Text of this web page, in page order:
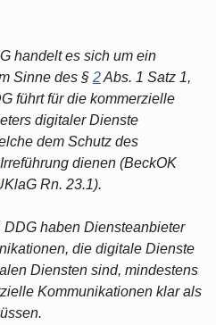
handelt es sich um ein
Sinne des § 2Abs. 1 Satz 1,
führt für die kommerzielle
digitaler Dienste
dem Schutz des
dienen (BeckOK
Rn. 23.1).
DDG haben Diensteanbieter
die digitale Dienste
Diensten sind, mindestens
Kommunikationen klar als